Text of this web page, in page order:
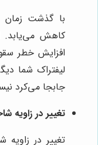
با گذشت زمان
کاهش می‌یابد.
افزایش خطر
لیفتراک شما
جابجا می‌کرد
تغییر در زاویه
تغییر در